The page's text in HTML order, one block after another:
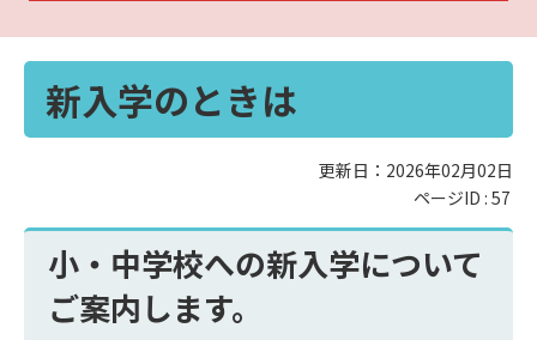
新入学のときは
更新日：2026年02月02日
ページID : 57
小・中学校への新入学について
ご案内します。